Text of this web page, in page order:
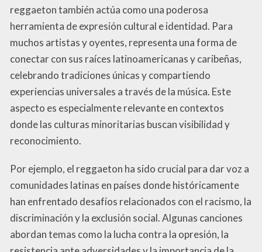
reggaeton también actúa como una poderosa
herramienta de expresión cultural e identidad. Para
muchos artistas y oyentes, representa una forma de
conectar con sus raíces latinoamericanas y caribeñas,
celebrando tradiciones únicas y compartiendo
experiencias universales a través de la música. Este
aspecto es especialmente relevante en contextos
donde las culturas minoritarias buscan visibilidad y
reconocimiento.
Por ejemplo, el reggaeton ha sido crucial para dar voz a
comunidades latinas en países donde históricamente
han enfrentado desafíos relacionados con el racismo, la
discriminación y la exclusión social. Algunas canciones
abordan temas como la lucha contra la opresión, la